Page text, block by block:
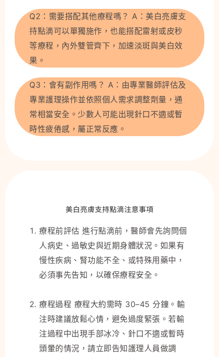
Q2：需要搭配其他療程嗎？ A：美白亮膚支
持點滴可以單獨施作，也能搭配雷射或皮秒
等療程，內外雙管齊下，加速淡斑與美白效
果。
Q3：會有副作用嗎？ A：由專業醫師評估及
專業護理操作並依照個人需求調整劑量，通
常相當安全。少數人可能出現針口不適或暫
時性疲倦感，屬正常反應。
美白亮膚支持點滴注意事項
療程前評估 進行點滴前，醫師會先詢問個
人病史、過敏史與近期身體狀況。如果有
慢性疾病、腎功能不全、或特殊用藥中，
必須事先告知，以確保療程安全。
療程過程 療程大約需時 30–45 分鐘。輸
注時建議放鬆心情，避免過度緊張。若輸
注過程中出現手部冰冷、針口不適或暫時
頭暈的情況，請立即告知護理人員做調